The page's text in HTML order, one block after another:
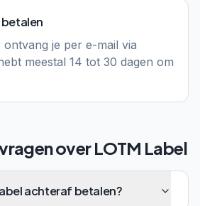
je per e-mail via
meestal 14 tot 30 dagen om
overLOTM Label
achteraf betalen?